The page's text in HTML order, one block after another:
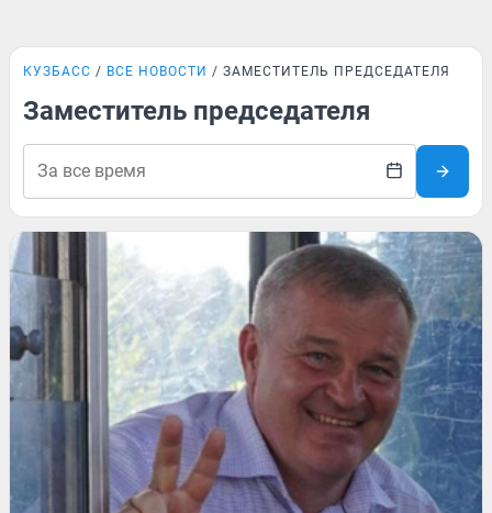
КУЗБАСС ВСЕ НОВОСТИ ЗАМЕСТИТЕЛЬ ПРЕДСЕДАТЕЛЯ
Заместитель председателя